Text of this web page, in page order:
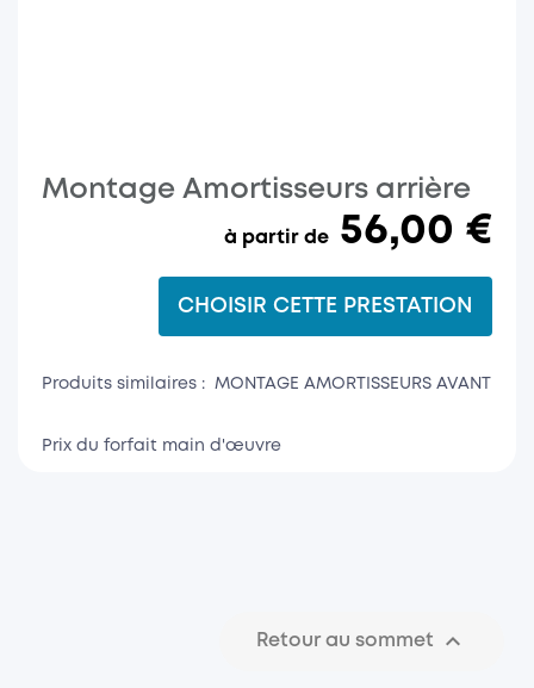
Montage Amortisseurs arrière
56,00 €
CHOISIR CETTE PRESTATION
Produits similaires : MONTAGE AMORTISSEURS AVANT
Prix du forfait main d'œuvre
Retour au sommet 